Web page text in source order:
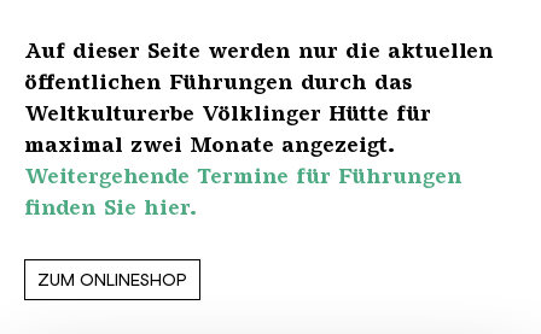
Auf dieser Seite werden nur die aktuellen
öffentlichen Führungen durch das
Weltkulturerbe Völklinger Hütte für
maximal zwei Monate angezeigt.
Weitergehende Termine für Führungen
finden Sie hier.
ZUM ONLINESHOP